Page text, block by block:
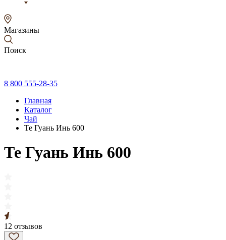
Магазины
Поиск
8 800 555-28-35
Главная
Каталог
Чай
Те Гуань Инь 600
Те Гуань Инь 600
12 отзывов